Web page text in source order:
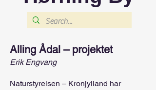
Alling Ådal – projektet
Erik Engvang
Naturstyrelsen – Kronjylland har